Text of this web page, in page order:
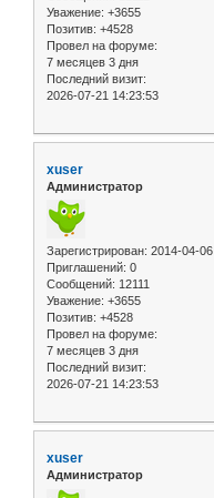
Уважение: +3655
Позитив: +4528
Провел на форуме:
7 месяцев 3 дня
Последний визит:
2026-07-21 14:23:53
xuser
Администратор
Зарегистрирован: 2014-04-06
Приглашений: 0
Сообщений: 12111
Уважение: +3655
Позитив: +4528
Провел на форуме:
7 месяцев 3 дня
Последний визит:
2026-07-21 14:23:53
xuser
Администратор